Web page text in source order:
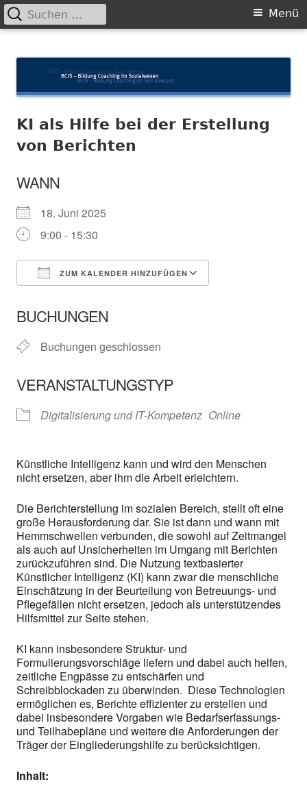
zum
Primäres
Menü
Suchen
nach:
KI als Hilfe bei der Erstellung
von Berichten
WANN
18. Juni 2025
9:00 - 15:30
ZUM KALENDER HINZUFÜGEN
BUCHUNGEN
Buchungen geschlossen
VERANSTALTUNGSTYP
Digitalisierung und IT-Kompetenz Online
Künstliche Intelligenz kann und wird den Menschen
nicht ersetzen, aber ihm die Arbeit erleichtern.
Die Berichterstellung im sozialen Bereich, stellt oft eine
große Herausforderung dar. Sie ist dann und wann mit
Hemmschwellen verbunden, die sowohl auf Zeitmangel
als auch auf Unsicherheiten im Umgang mit Berichten
zurückzuführen sind. Die Nutzung textbasierter
Künstlicher Intelligenz (KI) kann zwar die menschliche
Einschätzung in der Beurteilung von Betreuungs- und
Pflegefällen nicht ersetzen, jedoch als unterstützendes
Hilfsmittel zur Seite stehen.
KI kann insbesondere Struktur- und
Formulierungsvorschläge liefern und dabei auch helfen,
zeitliche Engpässe zu entschärfen und
Schreibblockaden zu überwinden. Diese Technologien
ermöglichen es, Berichte effizienter zu erstellen und
dabei insbesondere Vorgaben wie Bedarfserfassungs-
und Teilhabepläne und weitere die Anforderungen der
Träger der Eingliederungshilfe zu berücksichtigen.
Inhalt: